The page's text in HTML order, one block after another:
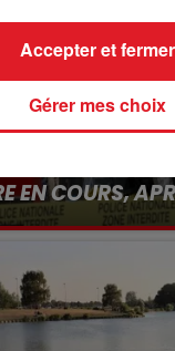
EN COURS,
éléments, le
Gérer mes choix
Accepter et fermer